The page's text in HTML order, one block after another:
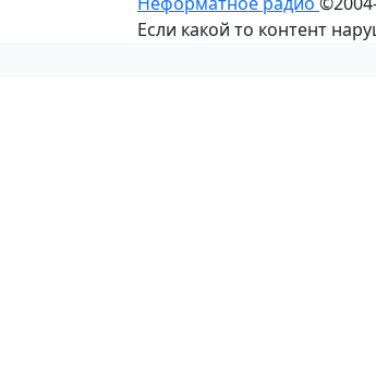
Если какой то контент